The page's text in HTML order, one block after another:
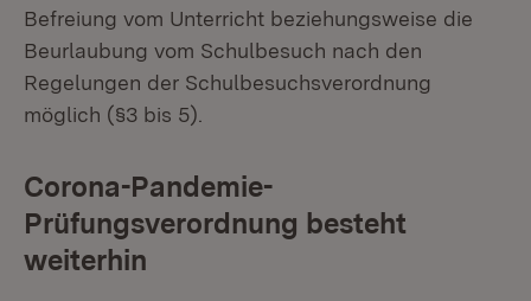
Befreiung vom Unterricht beziehungsweise die
Beurlaubung vom Schulbesuch nach den
Regelungen der Schulbesuchsverordnung
möglich (§3 bis 5).
Corona-Pandemie-
Prüfungsverordnung besteht
weiterhin